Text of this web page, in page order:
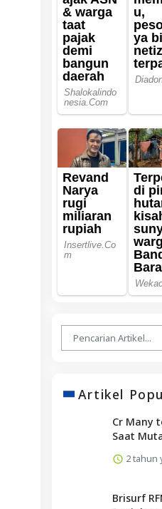
Artikel
Cr Many
Saat
2 tahun
Brisurf